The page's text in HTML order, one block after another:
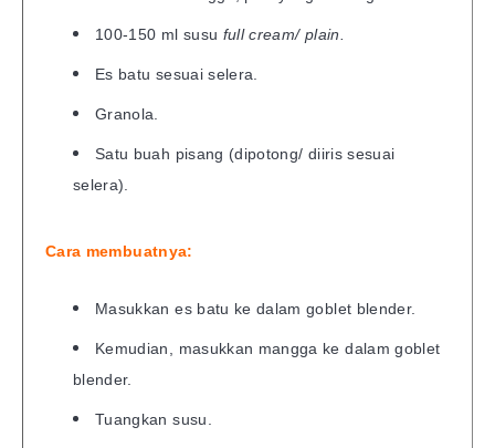
100-150 ml susu full cream/ plain.
Es batu sesuai selera.
Granola.
Satu buah pisang (dipotong/ diiris sesuai
selera).
Cara membuatnya:
Masukkan es batu ke dalam goblet blender.
Kemudian, masukkan mangga ke dalam goblet
blender.
Tuangkan susu.